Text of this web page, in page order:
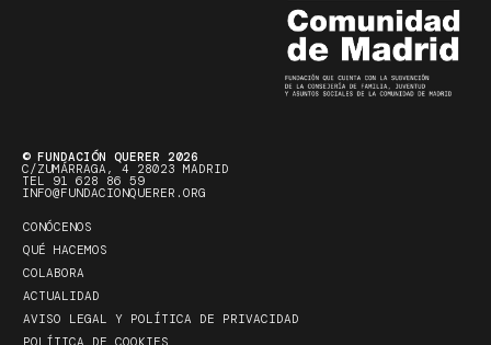
© FUNDACIÓN QUERER 2026
C/ZUMÁRRAGA, 4 28023 MADRID
TEL 91 628 86 59
INFO@FUNDACIONQUERER.ORG
CONÓCENOS
QUÉ HACEMOS
COLABORA
ACTUALIDAD
AVISO LEGAL Y POLÍTICA DE PRIVACIDAD
POLÍTICA DE COOKIES